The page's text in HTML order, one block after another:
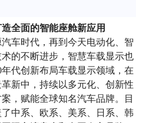
全面的智能座舱新应用
车时代，再到今天电动化、智
的不断进步，智慧车载显示也
代创新布局车载显示领域，在
新中，持续以多元化、创新性
，赋能全球知名汽车品牌。目
中系、欧系、美系、日系、韩